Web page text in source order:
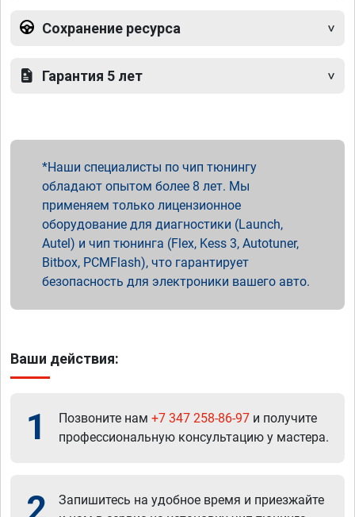
Сохранение ресурса
Гарантия 5 лет
Наши специалисты по чип тюнингу
обладают опытом более 8 лет. Мы
применяем только лицензионное
оборудование для диагностики (Launch,
Autel) и чип тюнинга (Flex, Kess 3, Autotuner,
Bitbox, PCMFlash), что гарантирует
безопасность для электроники вашего авто.
Ваши действия:
1 Позвоните нам +7 347 258-86-97 и получите
профессиональную консультацию у мастера.
2
Запишитесь на удобное время и приезжайте